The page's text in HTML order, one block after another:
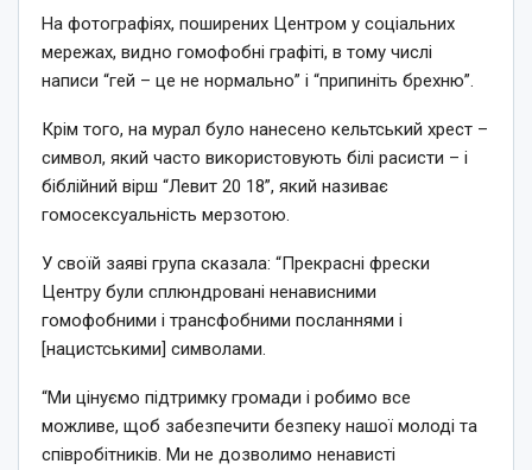
На фотографіях, поширених Центром у соціальних
мережах, видно гомофобні графіті, в тому числі
написи “гей – це не нормально” і “припиніть брехню”.
Крім того, на мурал було нанесено кельтський хрест –
символ, який часто використовують білі расисти – і
біблійний вірш “Левит 20 18”, який називає
гомосексуальність мерзотою.
У своїй заяві група сказала: “Прекрасні фрески
Центру були сплюндровані ненависними
гомофобними і трансфобними посланнями і
[нацистськими] символами.
“Ми цінуємо підтримку громади і робимо все
можливе, щоб забезпечити безпеку нашої молоді та
співробітників. Ми не дозволимо ненависті